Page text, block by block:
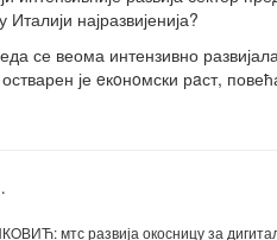
најразвијенија?
се веома интензивно
је eкoнoмски рaст,
мтс развија окосницу за